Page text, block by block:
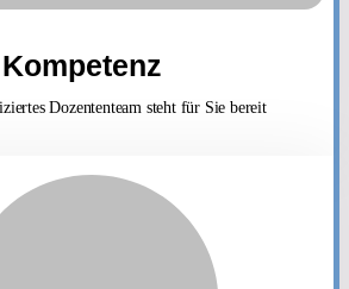
Kompetenz
Dozententeam steht für Sie bereit